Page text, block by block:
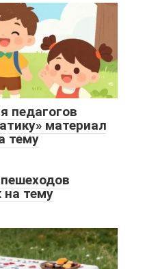
педагогов
материал
тему
тему